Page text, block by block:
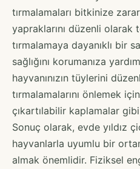
tırmalamaları bitkinize
yapraklarını düzenli olarak
tırmalamaya dayanıklı bir
sağlığını korumanıza
hayvanınızın tüylerini
tırmalamalarını önlemek
çıkartılabilir kaplamalar
Sonuç olarak, evde yıldız
hayvanlarla uyumlu bir
almak önemlidir. Fiziksel